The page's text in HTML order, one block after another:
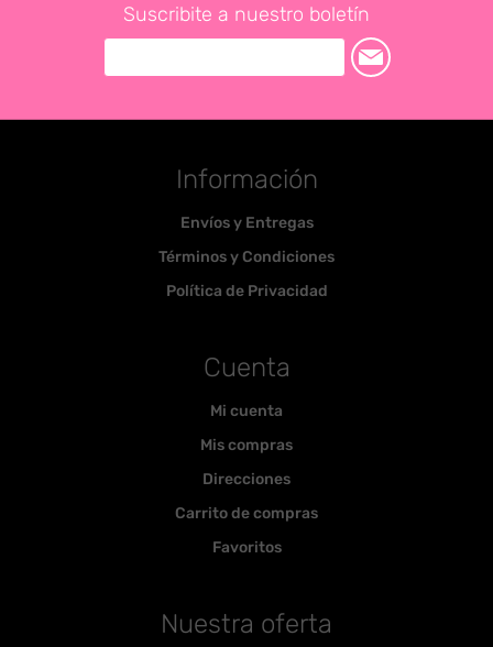
Suscribite a nuestro boletín
Información
Envíos y Entregas
Términos y Condiciones
Política de Privacidad
Cuenta
Mi cuenta
Mis compras
Direcciones
Carrito de compras
Favoritos
Nuestra oferta